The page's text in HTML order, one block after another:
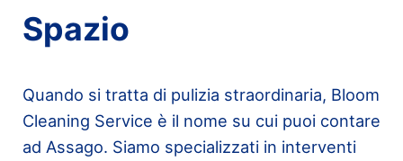
Spazio
Quando si tratta di pulizia straordinaria, Bloom
Cleaning Service è il nome su cui puoi contare
ad Assago. Siamo specializzati in interventi